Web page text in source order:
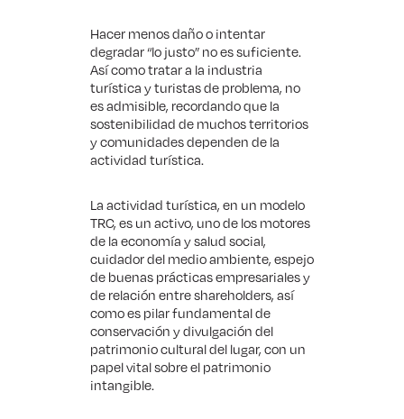
Hacer menos daño o intentar
degradar “lo justo” no es suficiente.
Así como tratar a la industria
turística y turistas de problema, no
es admisible, recordando que la
sostenibilidad de muchos territorios
y comunidades dependen de la
actividad turística.
La actividad turística, en un modelo
TRC, es un activo, uno de los motores
de la economía y salud social,
cuidador del medio ambiente, espejo
de buenas prácticas empresariales y
de relación entre shareholders, así
como es pilar fundamental de
conservación y divulgación del
patrimonio cultural del lugar, con un
papel vital sobre el patrimonio
intangible.